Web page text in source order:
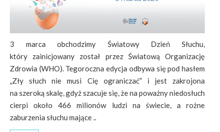
3 marca obchodzimy Światowy Dzień Słuchu,
który zainicjowany został przez Światową Organizację
Zdrowia (WHO). Tegoroczna edycja odbywa się pod hasłem
„Zły słuch nie musi Cię ograniczać” i jest zakrojona
na szeroką skalę, gdyż szacuje się, że na poważny niedosłuch
cierpi około 466 milionów ludzi na świecie, a rożne
zaburzenia słuchu mające ..